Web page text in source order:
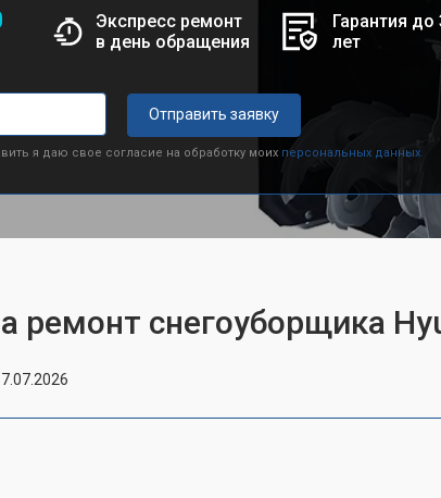
Экспресс ремонт
в день обращения
Гарантия до
лет
Отправить заявку
я даю свое согласие на обработку моих персональных данных.
ремонт снегоуборщика